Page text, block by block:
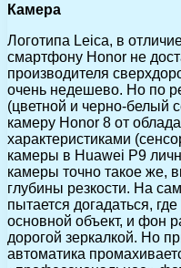
Камера
Логотипа Leica, в
смартфону Honor не
производителя
очень недешево. Но по
(цветной и черно-
камеру Honor 8 от
характеристиками
камеры в Huawei P9
камеры точно такое же,
глубины резкости. На
пытается догадаться,
основной объект, и фон
дорогой зеркалкой. Но
автоматика